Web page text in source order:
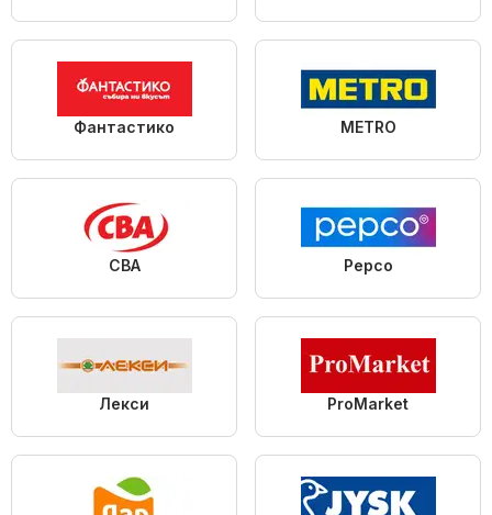
Фантастико METRO
CBA Pepco
Лекси ProMarket